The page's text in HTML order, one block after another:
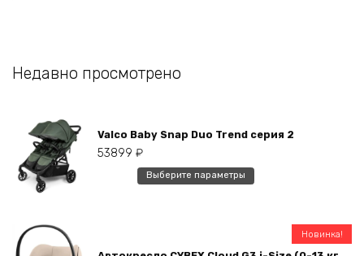
Недавно просмотрено
Valco Baby Snap Duo Trend серия 2
53899 ₽
Выберите параметры
Этот
Новинка!